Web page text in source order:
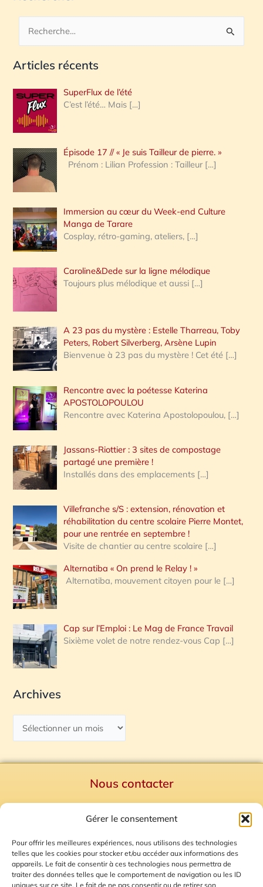
Gérer le consentement
Pour offrir les meilleures expériences, nous utilisons des technologies
telles que les cookies pour stocker et/ou accéder aux informations des
appareils. Le fait de consentir à ces technologies nous permettra de
traiter des données telles que le comportement de navigation ou les ID
uniques sur ce site. Le fait de ne pas consentir ou de retirer son
c
e
r
c
h
e
:
Articles récents
SuperFlux de l’été
C’est l’été… Mais […]
Épisode 17 // « Je suis Tailleur de pierre. »
Prénom : Lilian Profession : Tailleur […]
Immersion au cœur du Week-end Culture
Manga de Tarare
Cosplay, rétro-gaming, ateliers, […]
Caroline&Dede sur la ligne mélodique
Toujours plus mélodique et aussi […]
A 23 pas du mystère : Estelle Tharreau, Toby
Peters, Robert Silverberg, Arsène Lupin
Bienvenue à 23 pas du mystère ! Cet été […]
Rencontre avec la poétesse Katerina
APOSTOLOPOULOU
Rencontre avec Katerina Apostolopoulou, […]
Jassans-Riottier : 3 sites de compostage
partagé une première !
Installés dans des emplacements […]
Villefranche s/S : extension, rénovation et
réhabilitation du centre scolaire Pierre Montet,
pour une rentrée en septembre !
Visite de chantier au centre scolaire […]
Alternatiba « On prend le Relay ! »
Alternatiba, mouvement citoyen pour le […]
Cap sur l’Emploi : Le Mag de France Travail
Sixième volet de notre rendez-vous Cap […]
Archives
Nous contacter
Mentions Légales
Plan du site
Gestion des Cookies